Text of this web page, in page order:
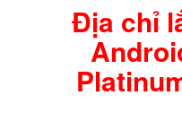
Địa chỉ